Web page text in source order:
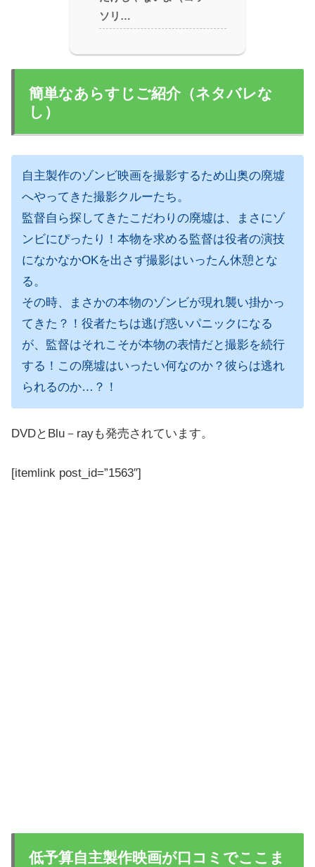
ソリ…
簡単なあらすじご紹介（ネタバレな
し）
自主製作のゾンビ映画を撮影するため山奥の廃墟
へやってきた撮影クルーたち。
監督自ら探してきたこだわりの廃墟は、まさにゾ
ンビにぴったり！本物を求める監督は役者の演技
になかなかOKを出さず撮影はいったん休憩とな
る。
その時、まさかの本物のゾンビが現れ襲い掛かっ
てきた？！役者たちは逃げ惑いパニックになる
が、監督はそれこそが本物の表情だと撮影を続行
する！この廃墟はいったい何なのか？彼らは逃れ
られるのか…？！
DVDとBlu－rayも発売されています。
[itemlink post_id=”1563″]
低予算自主製作映画が口コミでここま